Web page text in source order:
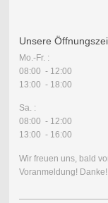
Unsere
Mo.-Fr. :
08:00 - 12:00
13:00 - 18:00
Sa. :
08:00 - 12:00
13:00 - 16:00
Wir freuen uns, bald
Voranmeldung! Danke!